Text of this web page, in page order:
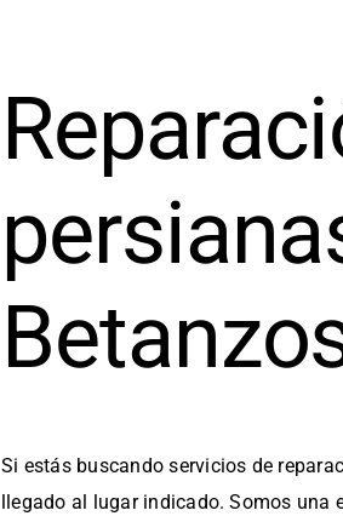
Si estás buscando servicios de
llegado al lugar indicado. Somos